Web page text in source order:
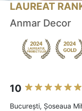
LAUREAT
Anmar Decor
10
Bucureşti, Șoseaua